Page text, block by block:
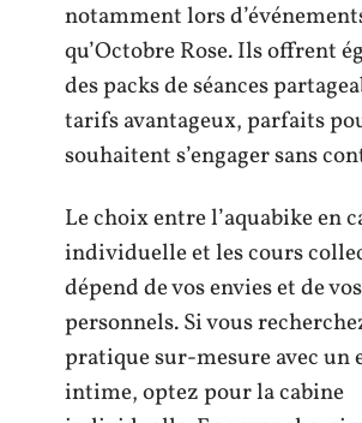
notamment lors
qu’Octobre Rose. Ils offrent
des packs de séances
tarifs avantageux, parfaits
souhaitent s’engager sans
Le choix entre l’aquabike en
individuelle et les cours
dépend de vos envies et de
personnels. Si vous
pratique sur-mesure avec un
intime, optez pour la cabine